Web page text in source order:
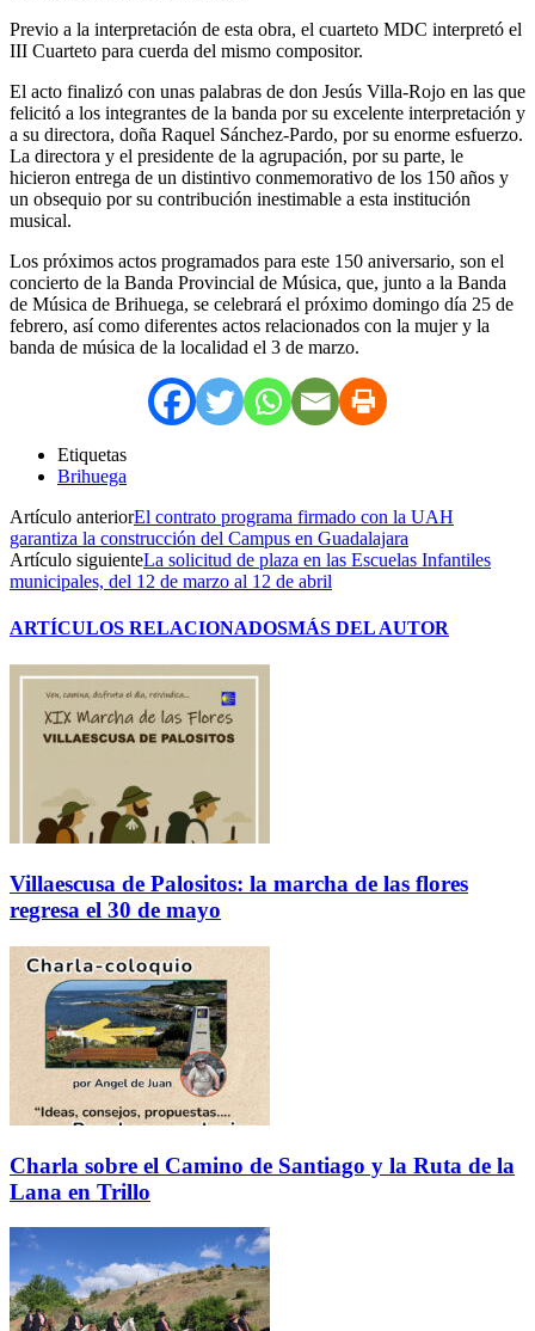
Previo a la interpretación de esta obra, el cuarteto MDC interpretó el
III Cuarteto para cuerda del mismo compositor.
El acto finalizó con unas palabras de don Jesús Villa-Rojo en las que
felicitó a los integrantes de la banda por su excelente interpretación y
a su directora, doña Raquel Sánchez-Pardo, por su enorme esfuerzo.
La directora y el presidente de la agrupación, por su parte, le
hicieron entrega de un distintivo conmemorativo de los 150 años y
un obsequio por su contribución inestimable a esta institución
musical.
Los próximos actos programados para este 150 aniversario, son el
concierto de la Banda Provincial de Música, que, junto a la Banda
de Música de Brihuega, se celebrará el próximo domingo día 25 de
febrero, así como diferentes actos relacionados con la mujer y la
banda de música de la localidad el 3 de marzo.
Etiquetas
Brihuega
Artículo anteriorEl contrato programa firmado con la UAH
garantiza la construcción del Campus en Guadalajara
Artículo siguienteLa solicitud de plaza en las Escuelas Infantiles
municipales, del 12 de marzo al 12 de abril
ARTÍCULOS RELACIONADOSMÁS DEL AUTOR
Villaescusa de Palositos: la marcha de las flores
regresa el 30 de mayo
Charla sobre el Camino de Santiago y la Ruta de la
Lana en Trillo